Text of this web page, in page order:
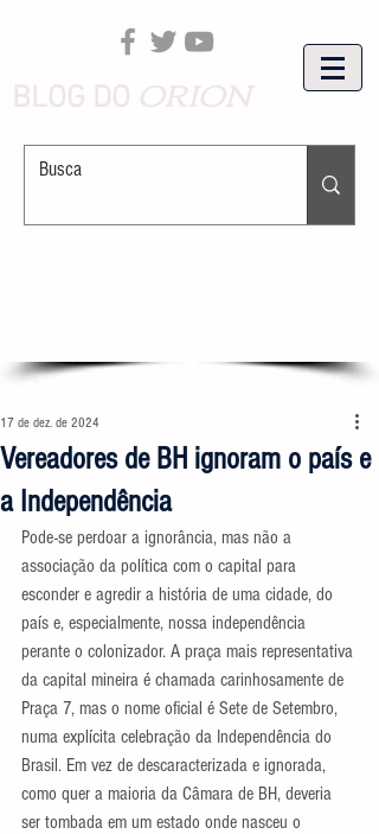
Vereadores de BH ignoram o país e
a Independência
17 de dez. de 2024
Pode-se perdoar a ignorância, mas não a
associação da política com o capital para
esconder e agredir a história de uma cidade, do
país e, especialmente, nossa independência
perante o colonizador. A praça mais representativa
da capital mineira é chamada carinhosamente de
Praça 7, mas o nome oficial é Sete de Setembro,
numa explícita celebração da Independência do
Brasil. Em vez de descaracterizada e ignorada,
como quer a maioria da Câmara de BH, deveria
ser tombada em um estado onde nasceu o